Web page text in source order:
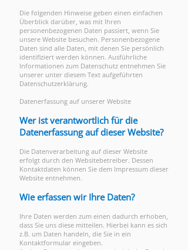
Die folgenden Hinweise geben einen einfachen
Überblick darüber, was mit Ihren
personenbezogenen Daten passiert, wenn Sie
unsere Website besuchen. Personenbezogene
Daten sind alle Daten, mit denen Sie persönlich
identifiziert werden können. Ausführliche
Informationen zum Datenschutz entnehmen Sie
unserer unter diesem Text aufgeführten
Datenschutzerklärung.
Datenerfassung auf unserer Website
Wer ist verantwortlich für die
Datenerfassung auf dieser Website?
Die Datenverarbeitung auf dieser Website
erfolgt durch den Websitebetreiber. Dessen
Kontaktdaten können Sie dem Impressum dieser
Website entnehmen.
Wie erfassen wir Ihre Daten?
Ihre Daten werden zum einen dadurch erhoben,
dass Sie uns diese mitteilen. Hierbei kann es sich
z.B. um Daten handeln, die Sie in ein
Kontaktformular eingeben.